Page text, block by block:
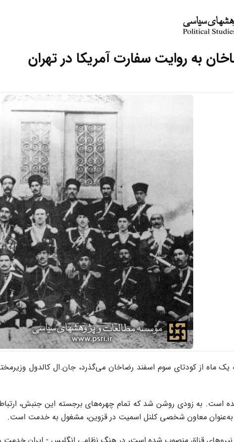
به روایت سفارت آمریکا در تهران
سال ۱۳۰۰ در حالی که یک ماه از کودتای سوم اسفند رضاخان می‌گذرد، جان.ال
است. به زودی روشن شد که تمام چهره‌های برجسته این جنبش،
به‌عنوان معاون شخصی کلنل اسمیت در قزوین، مشغول به خدمت است.